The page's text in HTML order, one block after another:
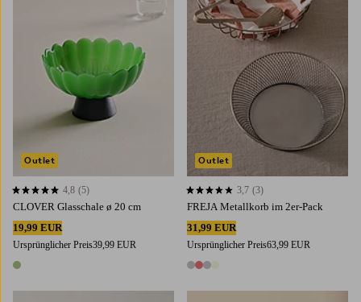
CLOVER Glasschale ø 20 cm
19,99 EUR
Ursprünglicher Preis39,99 EUR
1 Farbe
4,8 basierend auf 5 Bewertungen
4,8 (5)
Outlet
FREJA Metallkorb im 2er-Pack
31,99 EUR
Ursprünglicher Preis63,99 EUR
4 Farben
3,7 basierend auf 3 Bewertungen
3,7 (3)
Outlet